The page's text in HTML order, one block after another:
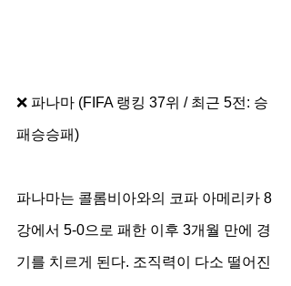
❌ 파나마 (FIFA 랭킹 37위 / 최근 5전: 승
패승승패)
파나마는 콜롬비아와의 코파 아메리카 8
강에서 5-0으로 패한 이후 3개월 만에 경
기를 치르게 된다. 조직력이 다소 떨어진